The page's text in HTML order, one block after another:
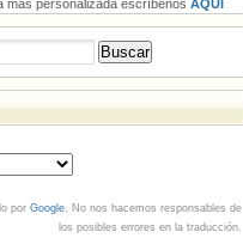
más personalizada escríbenos AQUÍ
por Google. No nos hacemos responsables de
los posibles errores en la traducción.